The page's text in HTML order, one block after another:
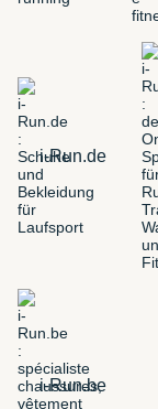
i-Run.de
i-Run.be